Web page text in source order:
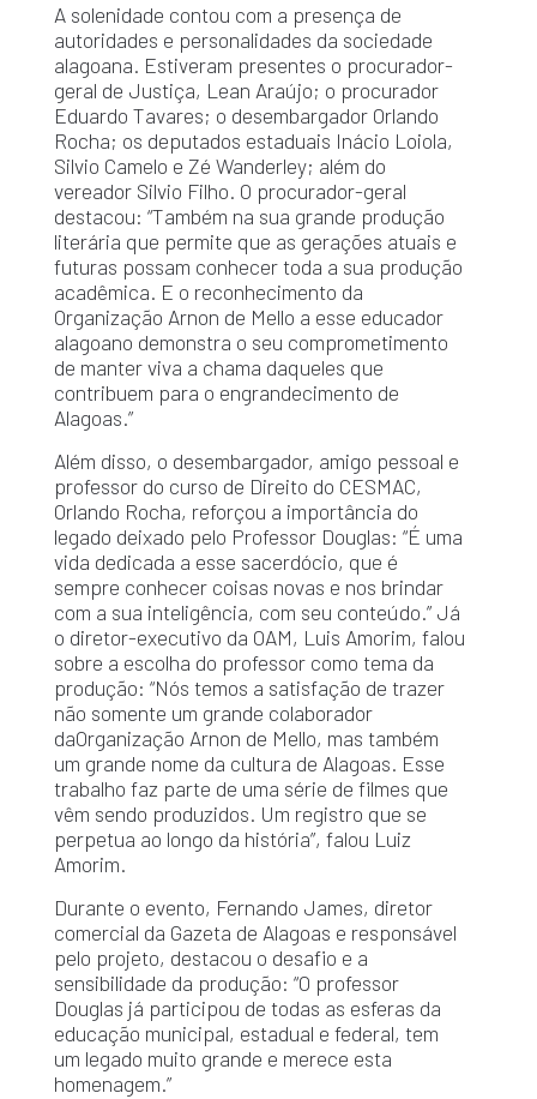
A solenidade contou com a presença de
autoridades e personalidades da sociedade
alagoana. Estiveram presentes o procurador-
geral de Justiça, Lean Araújo; o procurador
Eduardo Tavares; o desembargador Orlando
Rocha; os deputados estaduais Inácio Loiola,
Silvio Camelo e Zé Wanderley; além do
vereador Silvio Filho. O procurador-geral
destacou: “Também na sua grande produção
literária que permite que as gerações atuais e
futuras possam conhecer toda a sua produção
acadêmica. E o reconhecimento da
Organização Arnon de Mello a esse educador
alagoano demonstra o seu comprometimento
de manter viva a chama daqueles que
contribuem para o engrandecimento de
Alagoas.”
Além disso, o desembargador, amigo pessoal e
professor do curso de Direito do CESMAC,
Orlando Rocha, reforçou a importância do
legado deixado pelo Professor Douglas: “É uma
vida dedicada a esse sacerdócio, que é
sempre conhecer coisas novas e nos brindar
com a sua inteligência, com seu conteúdo.” Já
o diretor-executivo da OAM, Luis Amorim, falou
sobre a escolha do professor como tema da
produção: “Nós temos a satisfação de trazer
não somente um grande colaborador
daOrganização Arnon de Mello, mas também
um grande nome da cultura de Alagoas. Esse
trabalho faz parte de uma série de filmes que
vêm sendo produzidos. Um registro que se
perpetua ao longo da história”, falou Luiz
Amorim.
Durante o evento, Fernando James, diretor
comercial da Gazeta de Alagoas e responsável
pelo projeto, destacou o desafio e a
sensibilidade da produção: “O professor
Douglas já participou de todas as esferas da
educação municipal, estadual e federal, tem
um legado muito grande e merece esta
homenagem.”